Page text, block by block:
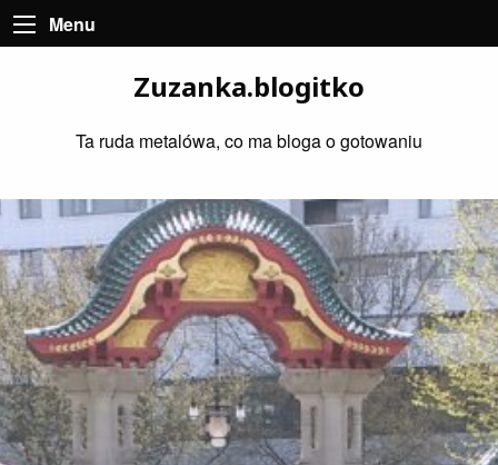
Menu
Zuzanka.blogitko
Ta ruda metalówa, co ma bloga o gotowaniu